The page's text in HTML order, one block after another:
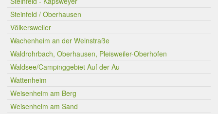
Steinfeld / Oberhausen
Völkersweiler
Wachenheim an der Weinstraße
Waldrohrbach, Oberhausen, Pleisweiler-Oberhofen
Waldsee/Campinggebiet Auf der Au
Wattenheim
Weisenheim am Berg
Weisenheim am Sand